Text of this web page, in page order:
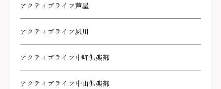
アクティブライフ芦屋
アクティブライフ夙川
アクティブライフ中町倶楽部
アクティブライフ中山倶楽部